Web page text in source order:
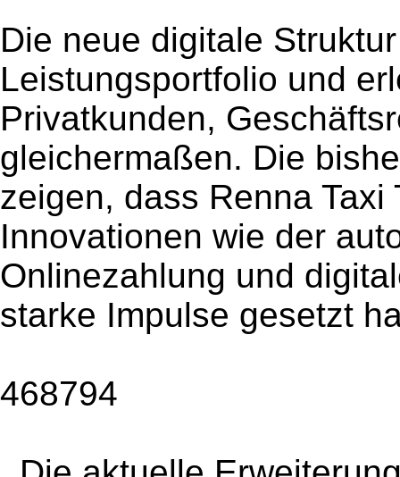
Die neue digitale
Leistungsportfolio und
Privatkunden,
gleichermaßen. Die
zeigen, dass Renna
Innovationen wie der
Onlinezahlung und
starke Impulse gesetzt
468794